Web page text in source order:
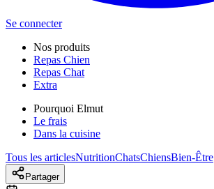
Se connecter
Nos produits
Repas Chien
Repas Chat
Extra
Pourquoi Elmut
Le frais
Dans la cuisine
Tous les articlesNutritionChatsChiensBien-Être
Partager